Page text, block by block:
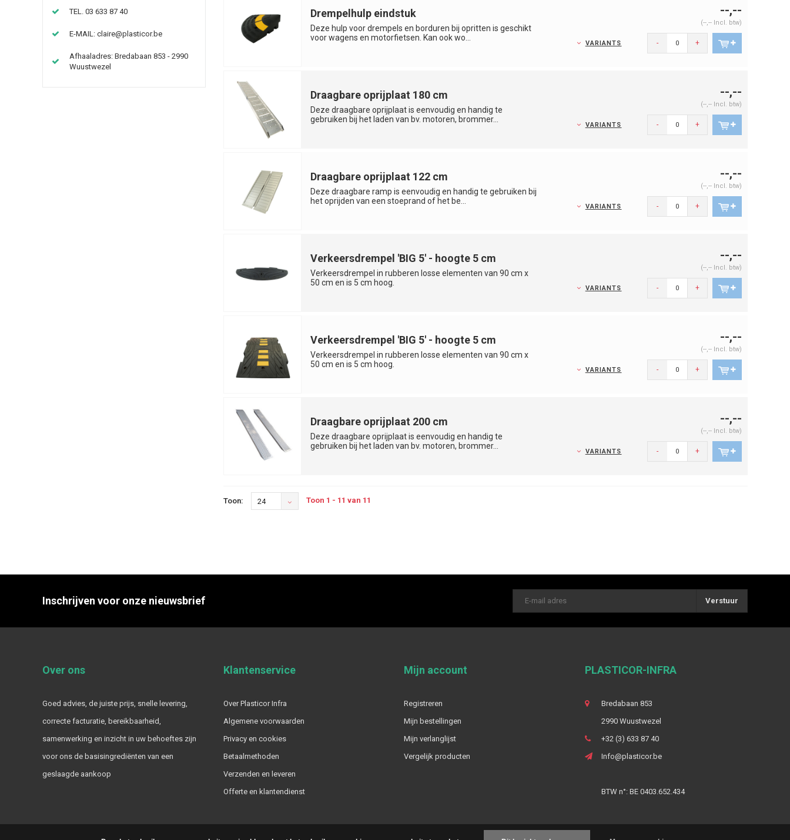
TEL. 03 633 87 40
E-MAIL: claire@plasticor.be
Afhaaladres: Bredabaan 853 - 2990
Wuustwezel
Drempelhulp eindstuk
Deze hulp voor drempels en borduren bij opritten is geschikt
voor wagens en motorfietsen. Kan ook wo...
--,--
(--,-- Incl. btw)
VARIANTS - +
Draagbare oprijplaat 180 cm
Deze draagbare oprijplaat is eenvoudig en handig te
gebruiken bij het laden van bv. motoren, brommer...
--,--
(--,-- Incl. btw)
VARIANTS - +
Draagbare oprijplaat 122 cm
Deze draagbare ramp is eenvoudig en handig te gebruiken bij
het oprijden van een stoeprand of het be...
--,--
(--,-- Incl. btw)
VARIANTS - +
Verkeersdrempel 'BIG 5' - hoogte 5 cm
Verkeersdrempel in rubberen losse elementen van 90 cm x
50 cm en is 5 cm hoog.
--,--
(--,-- Incl. btw)
VARIANTS - +
Verkeersdrempel 'BIG 5' - hoogte 5 cm
Verkeersdrempel in rubberen losse elementen van 90 cm x
50 cm en is 5 cm hoog.
--,--
(--,-- Incl. btw)
VARIANTS - +
Draagbare oprijplaat 200 cm
Deze draagbare oprijplaat is eenvoudig en handig te
gebruiken bij het laden van bv. motoren, brommer...
--,--
(--,-- Incl. btw)
VARIANTS - +
Toon: 24 Toon 1 - 11 van 11
Inschrijven voor onze nieuwsbrief Verstuur
Over ons
Goed advies, de juiste prijs, snelle levering,
correcte facturatie, bereikbaarheid,
samenwerking en inzicht in uw behoeftes zijn
voor ons de basisingrediënten van een
geslaagde aankoop
Klantenservice
Over Plasticor Infra
Algemene voorwaarden
Privacy en cookies
Betaalmethoden
Verzenden en leveren
Offerte en klantendienst
Mijn account
Registreren
Mijn bestellingen
Mijn verlanglijst
Vergelijk producten
PLASTICOR-INFRA
Bredabaan 853
2990 Wuustwezel
+32 (3) 633 87 40
Info@plasticor.be
BTW n°: BE 0403.652.434